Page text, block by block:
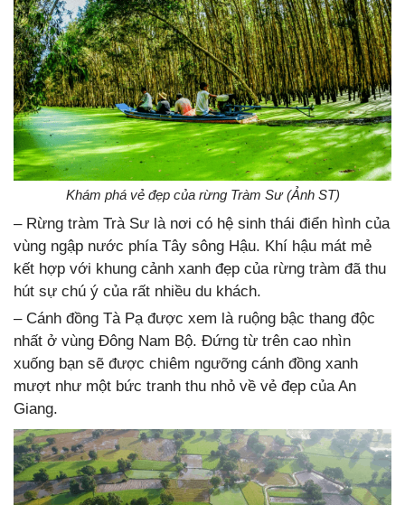
Khám phá vẻ đẹp của rừng Tràm Sư (Ảnh ST)
– Rừng tràm Trà Sư là nơi có hệ sinh thái điển hình của
vùng ngập nước phía Tây sông Hậu. Khí hậu mát mẻ
kết hợp với khung cảnh xanh đẹp của rừng tràm đã thu
hút sự chú ý của rất nhiều du khách.
– Cánh đồng Tà Pạ được xem là ruộng bậc thang độc
nhất ở vùng Đông Nam Bộ. Đứng từ trên cao nhìn
xuống bạn sẽ được chiêm ngưỡng cánh đồng xanh
mượt như một bức tranh thu nhỏ về vẻ đẹp của An
Giang.